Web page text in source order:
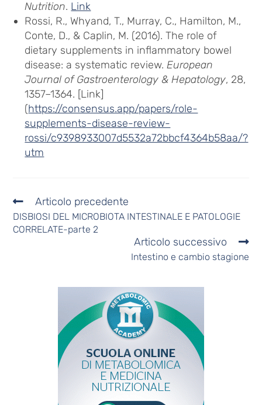
Nutrition. Link
Rossi, R., Whyand, T., Murray, C., Hamilton, M.,
Conte, D., & Caplin, M. (2016). The role of
dietary supplements in inflammatory bowel
disease: a systematic review.European
Journal of Gastroenterology & Hepatology, 28,
1357–1364. [Link]
(https://consensus.app/papers/role-
supplements-disease-review-
rossi/c9398933007d5532a72bbcf4364b58aa/?
utm
Articolo precedente
DISBIOSI DEL MICROBIOTA INTESTINALE E PATOLOGIE
CORRELATE-parte 2
Articolo successivo
Intestino e cambio stagione